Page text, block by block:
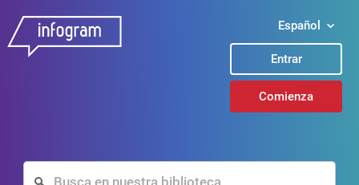
Español
Entrar
Comienza